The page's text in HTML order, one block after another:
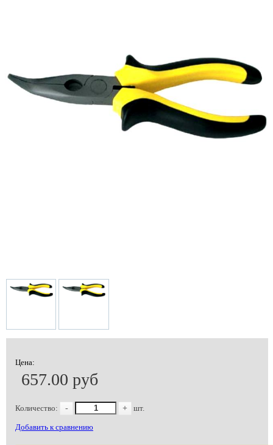
Цена:
657.00 руб
Количество: - + шт.
Добавить к сравнению